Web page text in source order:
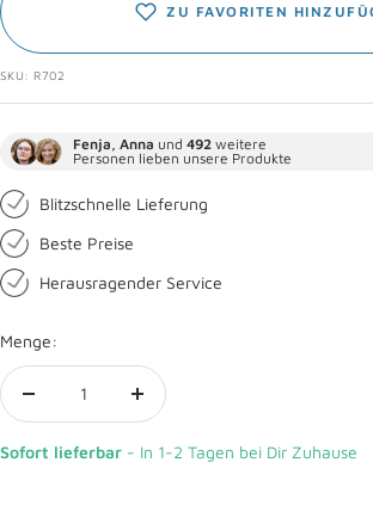
ZU FAVORITEN
SKU: R702
Fenja, Anna und 492 weitere
Personen lieben unsere Produkte
Blitzschnelle Lieferung
Beste Preise
Herausragender Service
Menge:
Menge
Sofort lieferbar - In 1-2 Tagen bei Dir Zuhause